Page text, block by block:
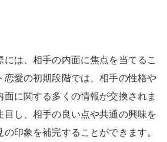
は、相手の内面に焦点を当てるこ
恋愛の初期段階では、相手の性格や
に関する多くの情報が交換されま
目し、相手の良い点や共通の興味を
印象を補完することができます。